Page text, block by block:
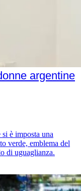
argentine
è imposta una
verde, emblema del
di uguaglianza.